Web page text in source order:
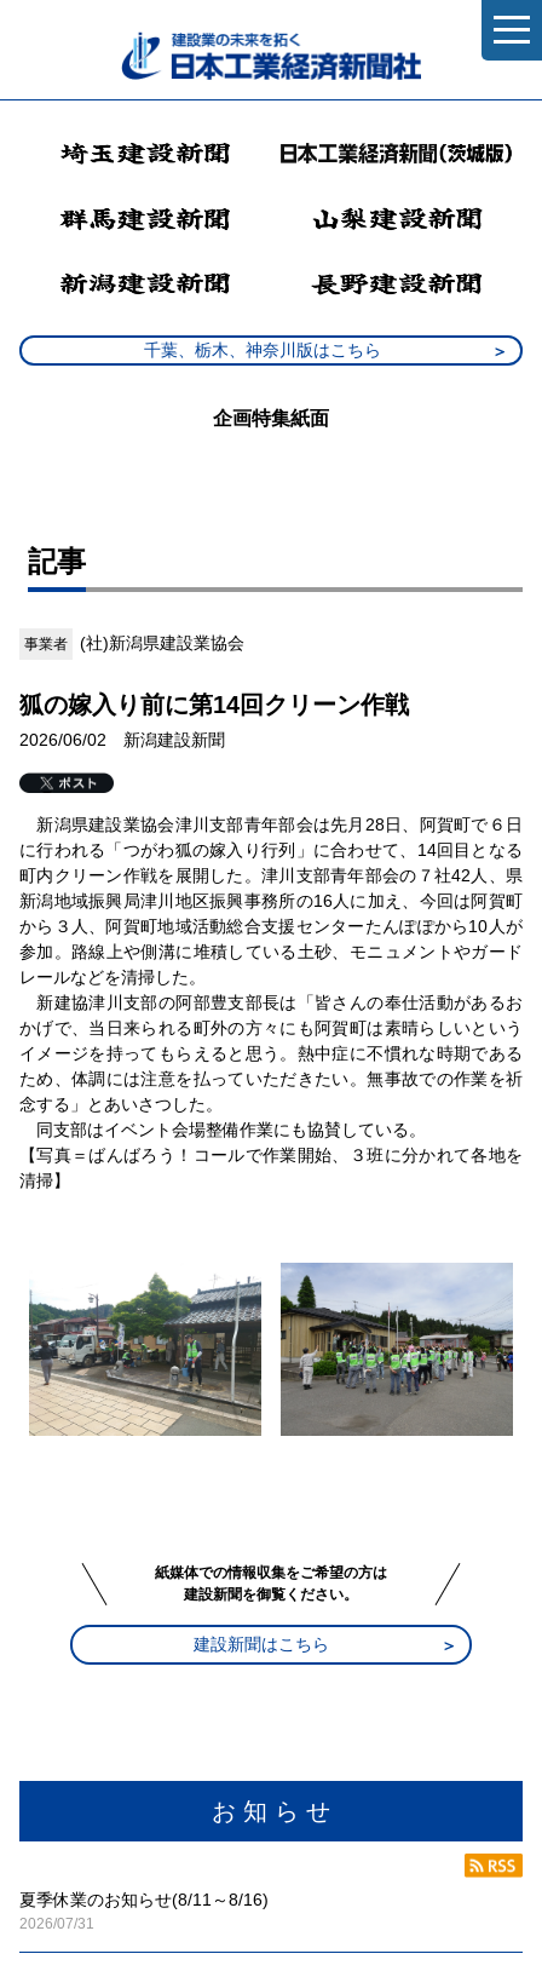
千葉、栃木、神奈川版はこちら
企画特集紙面
お 知 ら せ
夏季休業のお知らせ(8/11～8/16)
2026/07/31
記事
事業者 (社)新潟県建設業協会
狐の嫁入り前に第14回クリーン作戦
2026/06/02 新潟建設新聞
新潟県建設業協会津川支部青年部会は先月28日、阿賀町で６日
に行われる「つがわ狐の嫁入り行列」に合わせて、14回目となる
町内クリーン作戦を展開した。津川支部青年部会の７社42人、県
新潟地域振興局津川地区振興事務所の16人に加え、今回は阿賀町
から３人、阿賀町地域活動総合支援センターたんぽぽから10人が
参加。路線上や側溝に堆積している土砂、モニュメントやガード
レールなどを清掃した。
新建協津川支部の阿部豊支部長は「皆さんの奉仕活動があるお
かげで、当日来られる町外の方々にも阿賀町は素晴らしいという
イメージを持ってもらえると思う。熱中症に不慣れな時期である
ため、体調には注意を払っていただきたい。無事故での作業を祈
念する」とあいさつした。
同支部はイベント会場整備作業にも協賛している。
【写真＝ばんばろう！コールで作業開始、３班に分かれて各地を
清掃】
紙媒体での情報収集をご希望の方は
建設新聞を御覧ください。
建設新聞はこちら